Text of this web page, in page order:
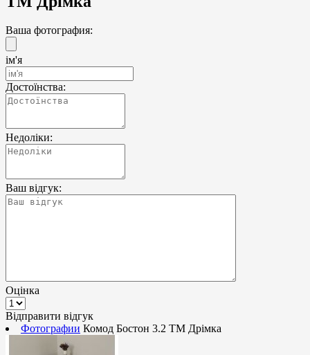
Ваша фотография:
ім'я
Достоїнства:
Недоліки:
Ваш відгук:
Оцінка
Відправити відгук
Фотографии Комод Бостон 3.2 ТМ Дрімка